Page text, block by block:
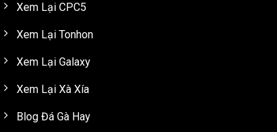
Xem Lại CPC5
Xem Lại Tonhon
Xem Lại Galaxy
Xem Lại Xà Xía
Blog Đá Gà Hay